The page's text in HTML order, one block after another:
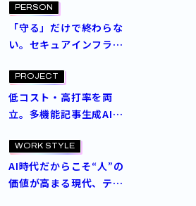
た、ブランドを守る挑戦
PERSON
「守る」だけで終わらな
い。セキュアインフラ部
セキュリティの理想
PROJECT
低コスト・高打率を両
立。多機能記事生成AI
「Contents Craft」と
は？
WORK STYLE
AI時代だからこそ“人”の
価値が高まる現代、テク